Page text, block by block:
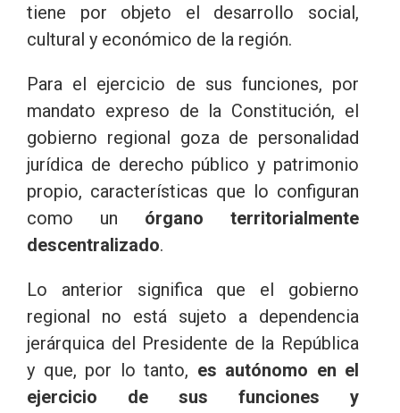
tiene por objeto el desarrollo social,
cultural y económico de la región.
Para el ejercicio de sus funciones, por
mandato expreso de la Constitución, el
gobierno regional goza de personalidad
jurídica de derecho público y patrimonio
propio, características que lo configuran
como un órgano territorialmente
descentralizado.
Lo anterior significa que el gobierno
regional no está sujeto a dependencia
jerárquica del Presidente de la República
y que, por lo tanto, es autónomo en el
ejercicio de sus funciones y